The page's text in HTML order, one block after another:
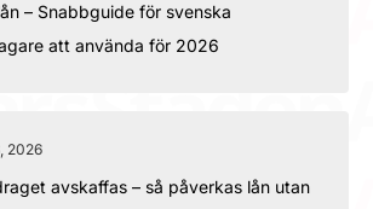
– Snabbguide för svenska
att använda för 2026
2026
avskaffas – så påverkas lån utan